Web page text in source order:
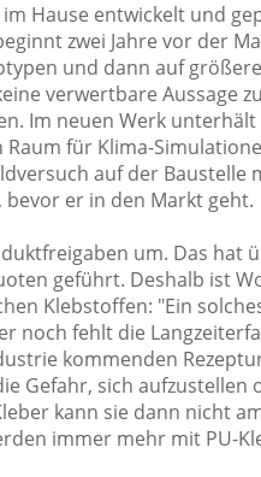
Hause entwickelt und
zwei Jahre vor der
und dann auf
verwertbare Aussage
Im neuen Werk unterhält
für Klima-
auf der Baustelle
er in den Markt geht.
um. Das hat
geführt. Deshalb ist
Klebstoffen: "Ein
noch fehlt die
kommenden
Gefahr, sich aufzustellen
kann sie dann nicht
immer mehr mit PU-